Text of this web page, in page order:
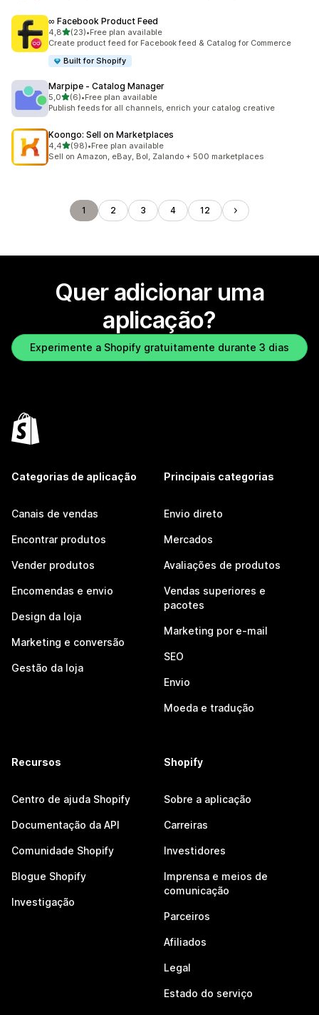
∞ Facebook Product Feed
4,8de 5 estrelas
(23)
23 total de avaliações
•Free plan available
Create product feed for Facebook feed & Catalog for Commerce
Built for Shopify
Marpipe ‑ Catalog Manager
5,0de 5 estrelas
(6)
6 total de avaliações
•Free plan available
Publish feeds for all channels, enrich your catalog creative
Koongo: Sell on Marketplaces
4,4de 5 estrelas
(98)
98 total de avaliações
•Free plan available
Sell on Amazon, eBay, Bol, Zalando + 500 marketplaces
1 2 3 4 12
Quer adicionar uma
aplicação?
Experimente a Shopify gratuitamente durante 3 dias
Categorias de aplicação
Canais de vendas
Encontrar produtos
Vender produtos
Encomendas e envio
Design da loja
Marketing e conversão
Gestão da loja
Principais categorias
Envio direto
Mercados
Avaliações de produtos
Vendas superiores e
pacotes
Marketing por e-mail
SEO
Envio
Moeda e tradução
Recursos
Centro de ajuda Shopify
Documentação da API
Comunidade Shopify
Blogue Shopify
Investigação
Shopify
Sobre a aplicação
Carreiras
Investidores
Imprensa e meios de
comunicação
Parceiros
Afiliados
Legal
Estado do serviço